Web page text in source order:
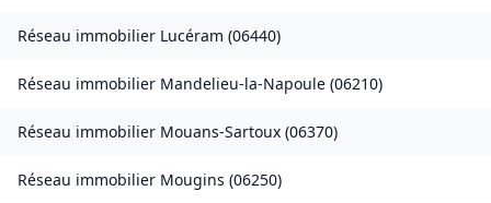
Réseau immobilier Lucéram (06440)
Réseau immobilier Mandelieu-la-Napoule (06210)
Réseau immobilier Mouans-Sartoux (06370)
Réseau immobilier Mougins (06250)